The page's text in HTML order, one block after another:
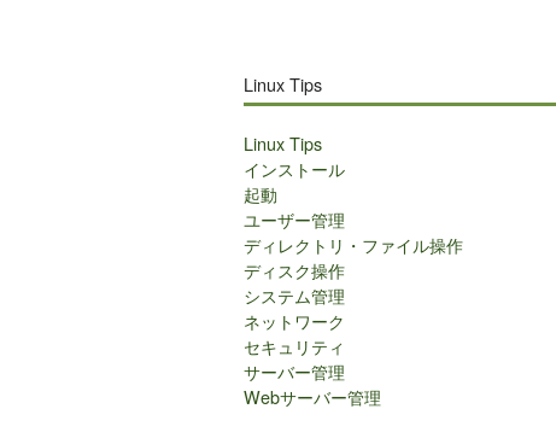
Linux Tips
Linux Tips
インストール
起動
ユーザー管理
ディレクトリ・ファイル操作
ディスク操作
システム管理
ネットワーク
セキュリティ
サーバー管理
Webサーバー管理